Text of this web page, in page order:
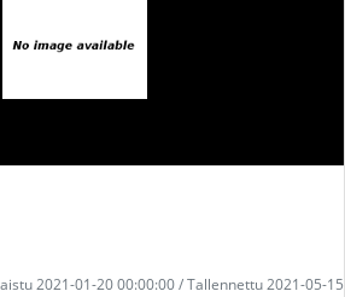
2021-01-20 00:00:00 / Tallennettu 2021-05-15